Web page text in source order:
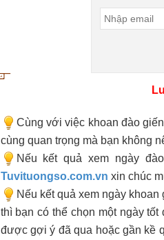
Cùng với việc khoan đào
cùng quan trọng mà bạn không
Nếu kết quả xem ngày
Tuvituongso.com.vn xin chúc
Nếu kết quả xem ngày
thì bạn có thể chọn một ngày
được gợi ý đã qua hoặc gần kề